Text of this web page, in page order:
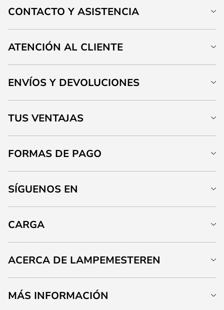
CONTACTO Y ASISTENCIA
ATENCIÓN AL CLIENTE
ENVÍOS Y DEVOLUCIONES
TUS VENTAJAS
FORMAS DE PAGO
SÍGUENOS EN
CARGA
ACERCA DE LAMPEMESTEREN
MÁS INFORMACIÓN